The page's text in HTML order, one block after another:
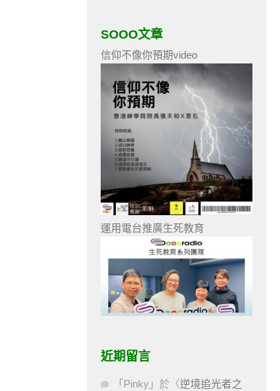
SOOO文章
信仰不像你預期video
運用電台推廣生死教育
近期留言
「 Pinky 」於〈逆境追光者之